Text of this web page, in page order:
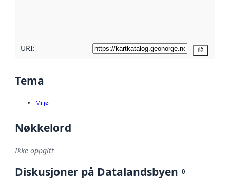
URI:
Tema
Miljø
Nøkkelord
Ikke oppgitt
Diskusjoner på Datalandsbyen 0